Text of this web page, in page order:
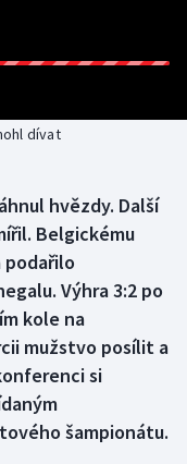
dívat
hvězdy. Další
Belgickému
podařilo
Výhra 3:2 po
kole na
mužstvo posílit a
si
šampionátu.